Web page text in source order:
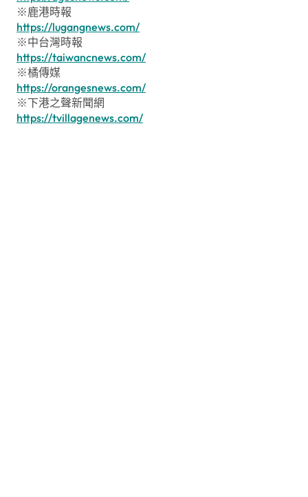
※鹿港時報
https://lugangnews.com/
※中台灣時報
https://taiwancnews.com/
※橘傳媒
https://orangesnews.com/
※下港之聲新聞網
https://tvillagenews.com/